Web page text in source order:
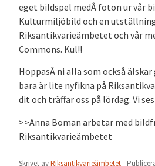
eget bildspel medÂ foton ur vår
Kulturmiljöbild och en
Riksantikvarieämbetet och vår
Commons. Kul!!
HoppasÂ ni alla som också
bara är lite nyfikna på
dit och träffar oss på lördag. Vi
>>Anna Boman arbetar med
Riksantikvarieämbetet
Skrivet avRiksantikvarieämbetet-